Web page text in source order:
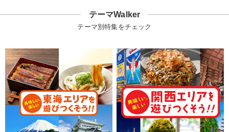
テーマWalker
テーマ別特集をチェック